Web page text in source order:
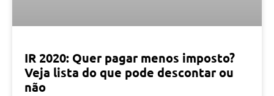
IR 2020: Quer pagar menos imposto?
Veja lista do que pode descontar ou
não